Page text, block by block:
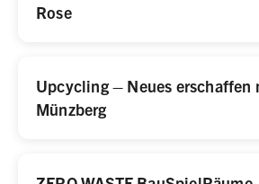
Rose
Upcycling – Neues erschaffen
Münzberg